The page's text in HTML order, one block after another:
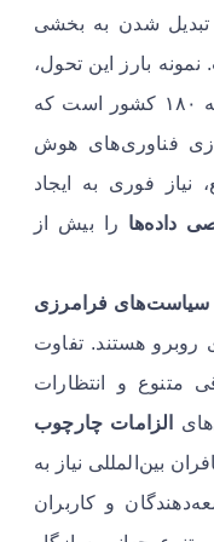
شدن به بخشی
بارز این تحول،
گوگل به ۱۸۰ کشور است که
فناوری‌های هوش
فوری به ایجاد
داده‌ها را بیش از
سیاست‌های فرامرزی
روبرو هستند. تفاوت
متنوع و انتظارات
الزامات چارچوب
بین‌المللی نیاز به
و کاربران